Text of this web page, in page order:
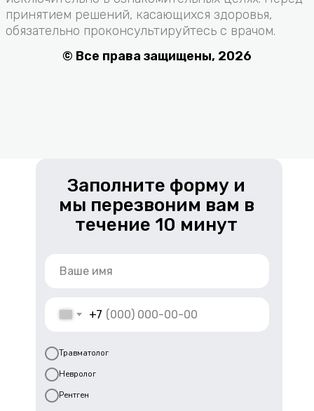
Заполните форму и
мы перезвоним вам в
течение 10 минут
+7
Травматолог
Невролог
Рентген